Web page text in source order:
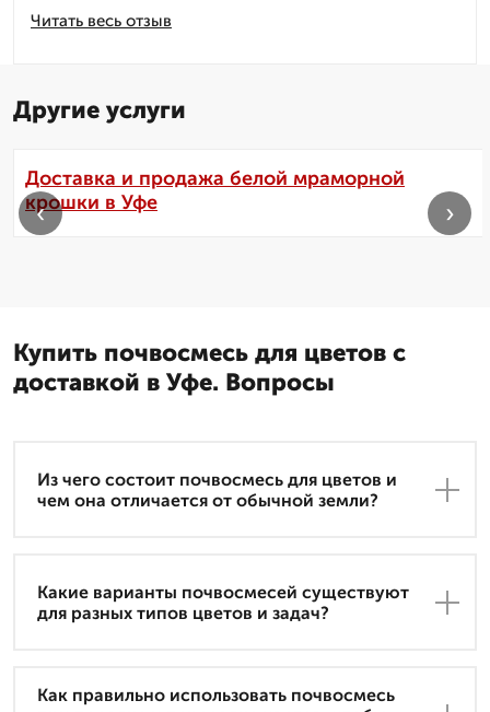
Читать весь отзыв
Другие услуги
Доставка и продажа белой мраморной
крошки в Уфе
‹ ›
Купить почвосмесь для цветов с
доставкой в Уфе. Вопросы
Из чего состоит почвосмесь для цветов и
чем она отличается от обычной земли?
Какие варианты почвосмесей существуют
для разных типов цветов и задач?
Как правильно использовать почвосмесь